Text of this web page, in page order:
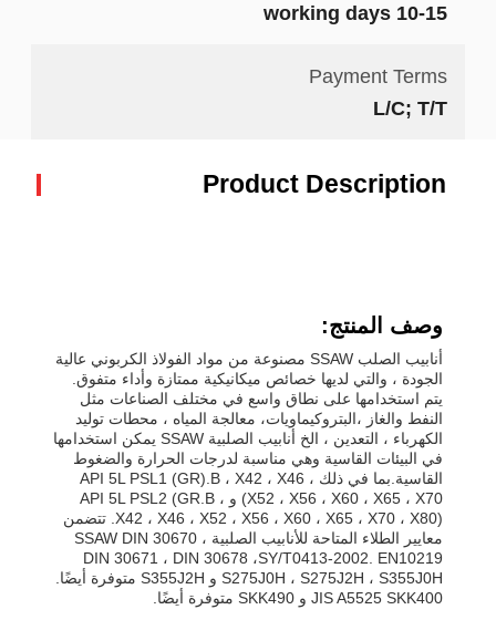
10-15 working days
Payment Terms
L/C; T/T
Product Description
وصف المنتج:
أنابيب الصلب SSAW مصنوعة من مواد الفولاذ الكربوني عالية
الجودة ، والتي لديها خصائص ميكانيكية ممتازة وأداء متفوق.
يتم استخدامها على نطاق واسع في مختلف الصناعات مثل
النفط والغاز ،البتروكيماويات، معالجة المياه ، محطات توليد
الكهرباء ، التعدين ، الخ أنابيب الصلبية SSAW يمكن استخدامها
في البيئات القاسية وهي مناسبة لدرجات الحرارة والضغوط
القاسية.بما في ذلك API 5L PSL1 (GR).B ، X42 ، X46 ،
X52 ، X56 ، X60 ، X65 ، X70) و API 5L PSL2 (GR.B ،
X42 ، X46 ، X52 ، X56 ، X60 ، X65 ، X70 ، X80). تتضمن
معايير الطلاء المتاحة للأنابيب الصلبية SSAW DIN 30670 ،
DIN 30671 ، DIN 30678 ،SY/T0413-2002. EN10219
S275J0H ، S275J2H ، S355J0H و S355J2H متوفرة أيضًا.
JIS A5525 SKK400 و SKK490 متوفرة أيضًا.